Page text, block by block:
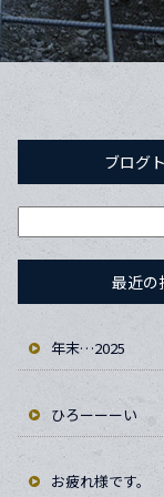
ブログ
最近の
年末…2025
ひろーーーい
お疲れ様です。